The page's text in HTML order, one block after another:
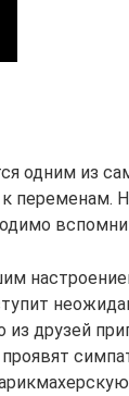
одним из
переменам.
друзей